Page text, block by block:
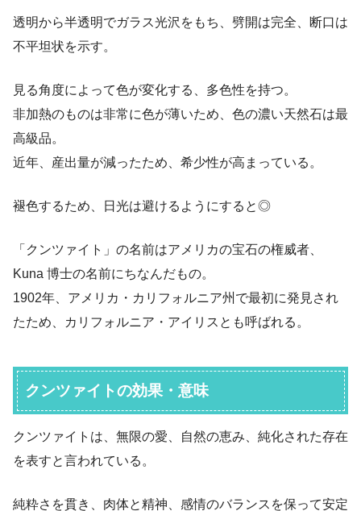
透明から半透明でガラス光沢をもち、劈開は完全、断口は
不平坦状を示す。
見る角度によって色が変化する、多色性を持つ。
非加熱のものは非常に色が薄いため、色の濃い天然石は最
高級品。
近年、産出量が減ったため、希少性が高まっている。
褪色するため、日光は避けるようにすると◎
「クンツァイト」の名前はアメリカの宝石の権威者、
Kuna 博士の名前にちなんだもの。
1902年、アメリカ・カリフォルニア州で最初に発見され
たため、カリフォルニア・アイリスとも呼ばれる。
クンツァイトの効果・意味
クンツァイトは、無限の愛、自然の恵み、純化された存在
を表すと言われている。
純粋さを貫き、肉体と精神、感情のバランスを保って安定